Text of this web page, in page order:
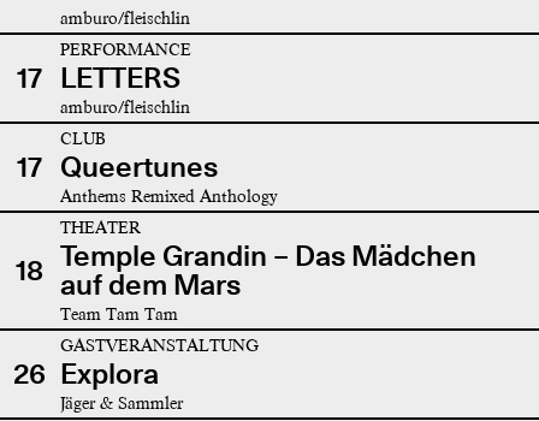
amburo/fleischlin
17
PERFORMANCE
LETTERS
amburo/fleischlin
17
CLUB
Queertunes
Anthems Remixed Anthology
18
THEATER
Temple Grandin – Das Mädchen
auf dem Mars
Team Tam Tam
26
GASTVERANSTALTUNG
Explora
Jäger & Sammler